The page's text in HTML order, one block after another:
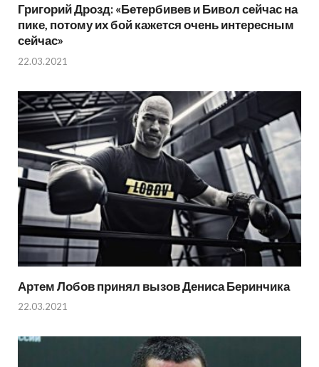
Григорий Дрозд: «Бетербивев и Бивол сейчас на
пике, потому их бой кажется очень интересным
сейчас»
22.03.2021
Артем Лобов принял вызов Дениса Беринчика
22.03.2021